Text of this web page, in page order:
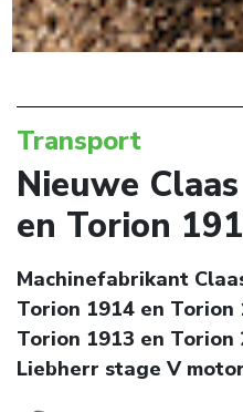
Transport
Nieuwe
en Torion
Machinefabrikant
Torion 1914 en
Torion 1913 en Torion
Liebherr stage V